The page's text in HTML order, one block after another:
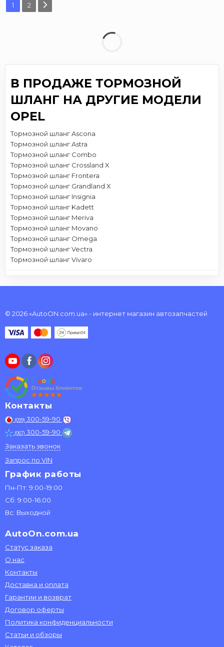
1 2
В ПРОДАЖЕ ТОРМОЗНОЙ
ШЛАНГ НА ДРУГИЕ МОДЕЛИ
OPEL
Тормозной шланг Ascona
Тормозной шланг Astra
Тормозной шланг Combo
Тормозной шланг Crossland X
Тормозной шланг Frontera
Тормозной шланг Grandland X
Тормозной шланг Insignia
Тормозной шланг Kadett
Тормозной шланг Meriva
Тормозной шланг Movano
Тормозной шланг Omega
Тормозной шланг Vectra
Тормозной шланг Vivaro
© 2026 «AutoON.com.ua» - интернет магазин автозапчастей
Контакты
(099) 300-59-90
(067) 300-59-90
Заказать звонок
Запрос по VIN
График работы
Пн-Пт: 9:00-19:00
Сб: 9:00-16:00
Вс: Выходной
AutoOn.com.ua
Статус заказа
О нас
Контакты
Доставка и оплата
Гарантии и возврат
Договор оферты
Политика конфиденциальности
Статьи и обзоры